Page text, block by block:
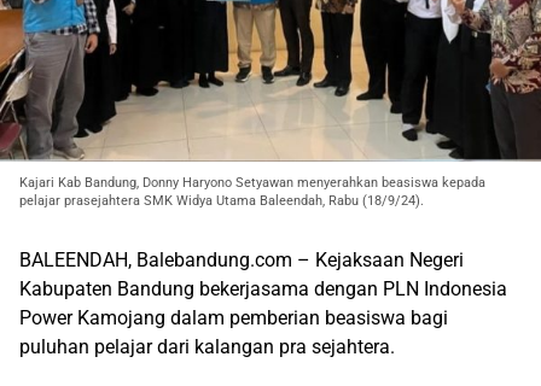
Kajari Kab Bandung, Donny Haryono Setyawan menyerahkan beasiswa kepada
pelajar prasejahtera SMK Widya Utama Baleendah, Rabu (18/9/24).
BALEENDAH, Balebandung.com – Kejaksaan Negeri
Kabupaten Bandung bekerjasama dengan PLN Indonesia
Power Kamojang dalam pemberian beasiswa bagi
puluhan pelajar dari kalangan pra sejahtera.